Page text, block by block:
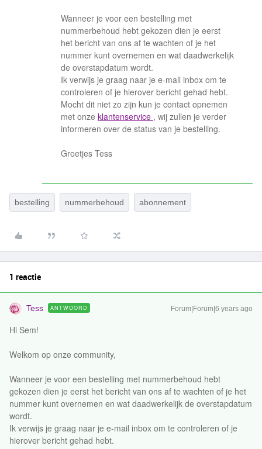
Wanneer je voor een bestelling met
nummerbehoud hebt gekozen dien je eerst
het bericht van ons af te wachten of je het
nummer kunt overnemen en wat daadwerkelijk
de overstapdatum wordt.
Ik verwijs je graag naar je e-mail inbox om te
controleren of je hierover bericht gehad hebt.
Mocht dit niet zo zijn kun je contact opnemen
met onze klantenservice , wij zullen je verder
informeren over de status van je bestelling.
Groetjes Tess
bestelling nummerbehoud abonnement
1 reactie
Tess ANTWOORD Forum|Forum|6 years ago
Hi Sem!
Welkom op onze community,
Wanneer je voor een bestelling met nummerbehoud hebt
gekozen dien je eerst het bericht van ons af te wachten of je het
nummer kunt overnemen en wat daadwerkelijk de overstapdatum
wordt.
Ik verwijs je graag naar je e-mail inbox om te controleren of je
hierover bericht gehad hebt.